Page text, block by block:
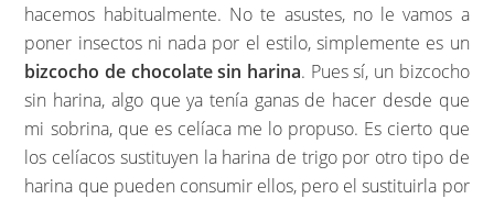
hacemos habitualmente. No te asustes, no le vamos a
poner insectos ni nada por el estilo, simplemente es un
bizcocho de chocolate sin harina. Pues sí, un bizcocho
sin harina, algo que ya tenía ganas de hacer desde que
mi sobrina, que es celíaca me lo propuso. Es cierto que
los celíacos sustituyen la harina de trigo por otro tipo de
harina que pueden consumir ellos, pero el sustituirla por